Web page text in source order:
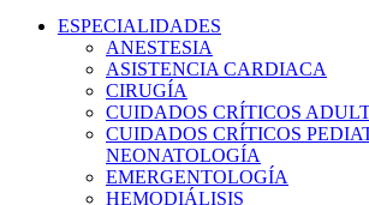
ESPECIALIDADES
ANESTESIA
ASISTENCIA CARDIACA
CIRUGÍA
CUIDADOS CRÍTICOS
CUIDADOS CRÍTICOS
NEONATOLOGÍA
EMERGENTOLOGÍA
HEMODIÁLISIS